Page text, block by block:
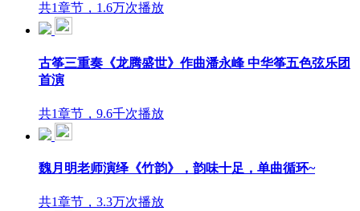
共1章节，1.6万次播放
古筝三重奏《龙腾盛世》作曲潘永峰 中华筝五色弦乐团
首演
共1章节，9.6千次播放
魏月明老师演绎《竹韵》，韵味十足，单曲循环~
共1章节，3.3万次播放